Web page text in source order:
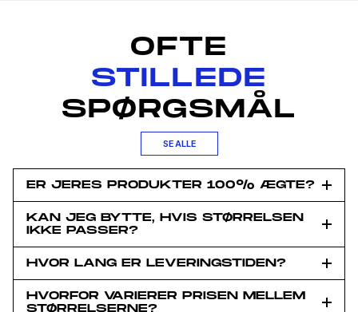
OFTE
STILLEDE
SPØRGSMÅL
SE ALLE
ER JERES PRODUKTER 100% ÆGTE?
KAN JEG BYTTE, HVIS STØRRELSEN
IKKE PASSER?
HVOR LANG ER LEVERINGSTIDEN?
HVORFOR VARIERER PRISEN MELLEM
STØRRELSERNE?
Du har fået en